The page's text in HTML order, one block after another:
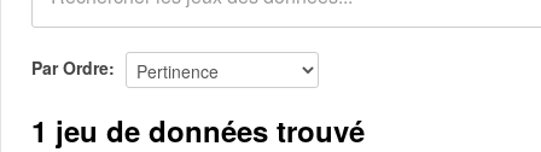
Demandes 0
À propos
Par Ordre
1 jeu de données trouvé